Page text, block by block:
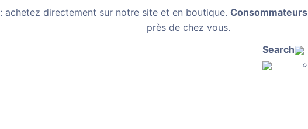
: achetez directement sur notre site et en boutique. Consommateurs
près de chez vous.
Search